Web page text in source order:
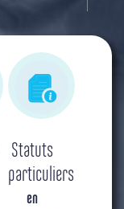
Statuts
particuliers
en